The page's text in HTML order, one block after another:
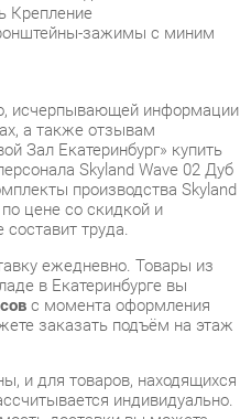
информации
а также отзывам
Зал Екатеринбург» купить
Skyland Wave 02 Дуб
производства Skyland
цене со скидкой и
труда.
ежедневно. Товары из
в Екатеринбурге вы
с момента оформления
заказать подъём на этаж
и для товаров, находящихся
индивидуально.
доставки вы можете
в доставку, а также в
заказа вы можете
об отказе от покупки.